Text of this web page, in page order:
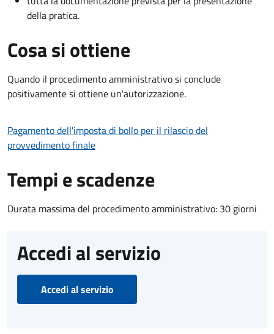
della pratica.
Cosa si ottiene
Quando il procedimento amministrativo si conclude
positivamente si ottiene un'autorizzazione.
Pagamento dell'imposta di bollo per il rilascio del
provvedimento finale
Tempi e scadenze
Durata massima del procedimento amministrativo: 30 giorni
Accedi al servizio
Accedi al servizio